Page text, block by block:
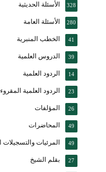
الأسئلة الحديثية 328
الأسئلة العامة 280
الخطب المنبرية 41
الدروس العلمية 39
الردود العلمية 14
الردود العلمية 23
المؤلفات 26
المحاضرات 49
المرئيات والتسجيلات 49
بقلم الشيخ 27